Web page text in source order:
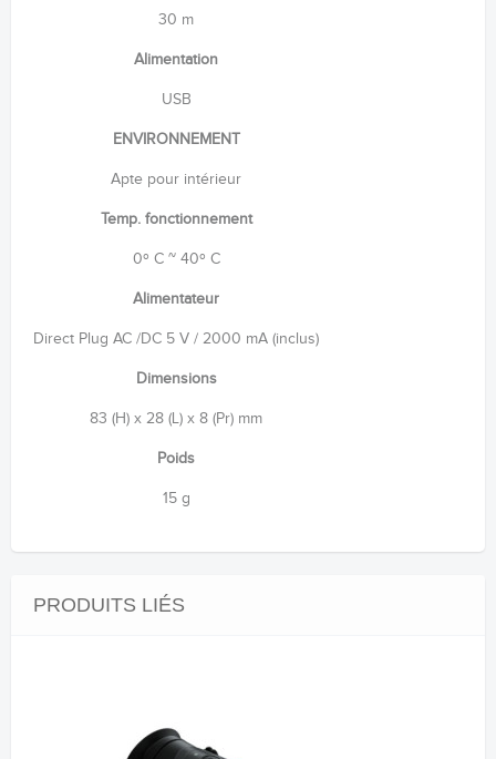
30 m
Alimentation
USB
ENVIRONNEMENT
Apte pour intérieur
Temp. fonctionnement
0º C ~ 40º C
Alimentateur
Direct Plug AC /DC 5 V / 2000 mA (inclus)
Dimensions
83 (H) x 28 (L) x 8 (Pr) mm
Poids
15 g
PRODUITS LIÉS